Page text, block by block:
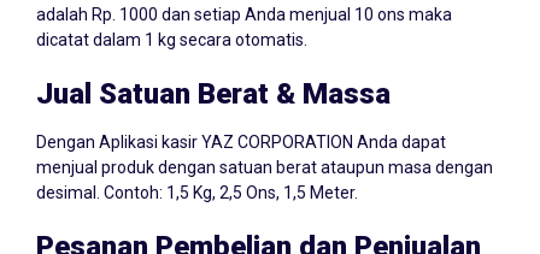
adalah Rp. 1000 dan setiap Anda menjual 10 ons maka
dicatat dalam 1 kg secara otomatis.
Jual Satuan Berat & Massa
Dengan Aplikasi kasir YAZ CORPORATION Anda dapat
menjual produk dengan satuan berat ataupun masa dengan
desimal. Contoh: 1,5 Kg, 2,5 Ons, 1,5 Meter.
Pesanan Pembelian dan Penjualan